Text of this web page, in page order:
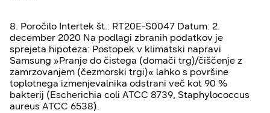
8. Poročilo Intertek št.: RT20E-S0047 Datum: 2.
december 2020 Na podlagi zbranih podatkov je
sprejeta hipoteza: Postopek v klimatski napravi
Samsung »Pranje do čistega (domači trg)/čiščenje z
zamrzovanjem (čezmorski trgi)« lahko s površine
toplotnega izmenjevalnika odstrani več kot 90 %
bakterij (Escherichia coli ATCC 8739, Staphylococcus
aureus ATCC 6538).